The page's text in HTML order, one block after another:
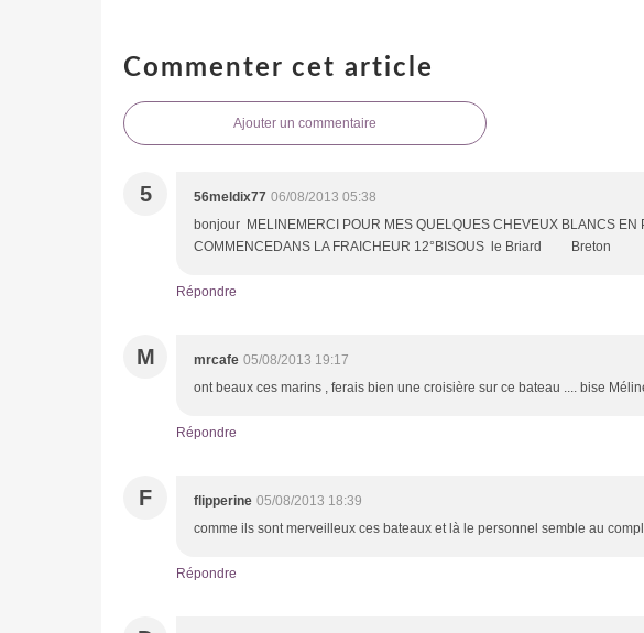
Commenter cet article
Ajouter un commentaire
5 56meldix77 06/08/2013 05:38
bonjour MELINEMERCI POUR MES QUELQUES CHEVEUX BLANCS EN
COMMENCEDANS LA FRAICHEUR 12°BISOUS le Briard Breton
Répondre
M mrcafe 05/08/2013 19:17
ont beaux ces marins , ferais bien une croisière sur ce bateau .... bise
Répondre
F flipperine 05/08/2013 18:39
comme ils sont merveilleux ces bateaux et là le personnel semble au
Répondre